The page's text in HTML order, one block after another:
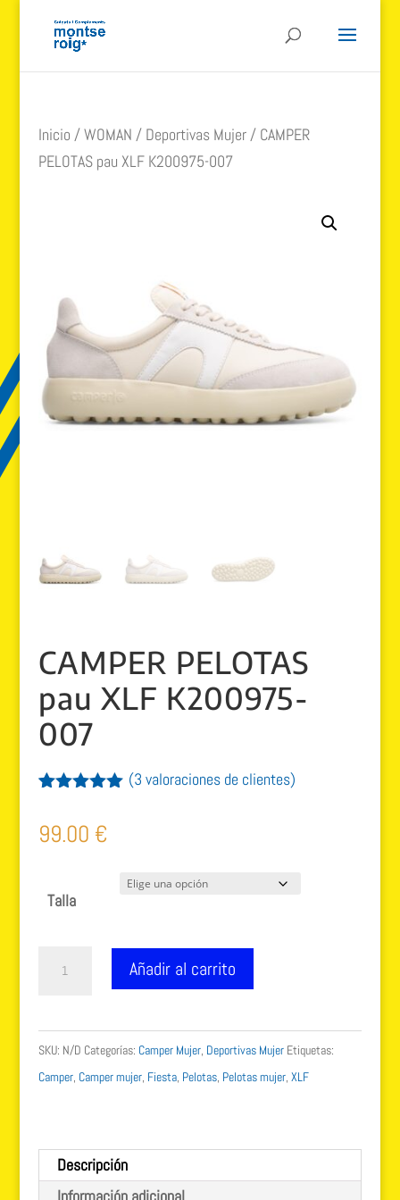
Inicio /WOMAN / Deportivas Mujer/ CAMPER
PELOTAS pau XLF K200975-007
CAMPER PELOTAS
pau XLF K200975-
007
5 en base
clientes
(3 valoraciones de clientes)
99.00 €
Talla
Añadir al carrito
SKU: N/D Categorías: Camper Mujer, Deportivas Mujer Etiquetas:
Camper, Camper mujer, Fiesta, Pelotas, Pelotas mujer, XLF
Descripción
Información adicional